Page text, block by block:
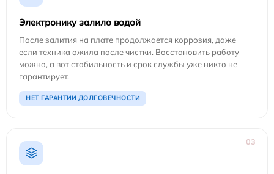
Электронику залило водой
После залития на плате продолжается коррозия, даже
если техника ожила после чистки. Восстановить работу
можно, а вот стабильность и срок службы уже никто не
гарантирует.
НЕТ ГАРАНТИИ ДОЛГОВЕЧНОСТИ
03